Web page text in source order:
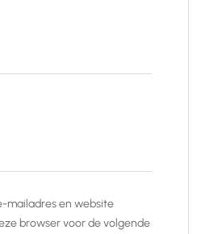
mailadres en website
browser voor de volgende